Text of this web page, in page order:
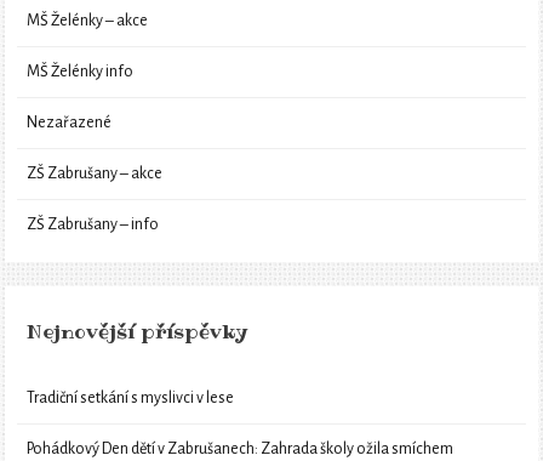
MŠ Želénky – akce
MŠ Želénky info
Nezařazené
ZŠ Zabrušany – akce
ZŠ Zabrušany – info
Nejnovější příspěvky
Tradiční setkání s myslivci v lese
Pohádkový Den dětí v Zabrušanech: Zahrada školy ožila smíchem